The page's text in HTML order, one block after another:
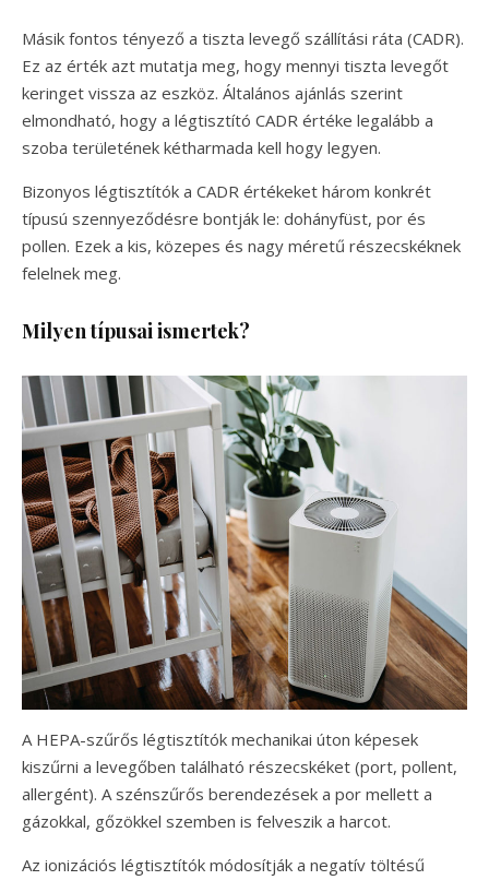
Másik fontos tényező a tiszta levegő szállítási ráta (CADR).
Ez az érték azt mutatja meg, hogy mennyi tiszta levegőt
keringet vissza az eszköz. Általános ajánlás szerint
elmondható, hogy a légtisztító CADR értéke legalább a
szoba területének kétharmada kell hogy legyen.
Bizonyos légtisztítók a CADR értékeket három konkrét
típusú szennyeződésre bontják le: dohányfüst, por és
pollen. Ezek a kis, közepes és nagy méretű részecskéknek
felelnek meg.
Milyen típusai ismertek?
A HEPA-szűrős légtisztítók mechanikai úton képesek
kiszűrni a levegőben található részecskéket (port, pollent,
allergént). A szénszűrős berendezések a por mellett a
gázokkal, gőzökkel szemben is felveszik a harcot.
Az ionizációs légtisztítók módosítják a negatív töltésű